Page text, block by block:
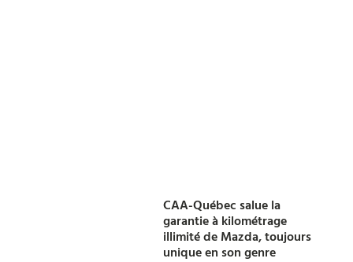
CAA-Québec salue la
garantie à kilométrage
illimité de Mazda, toujours
unique en son genre